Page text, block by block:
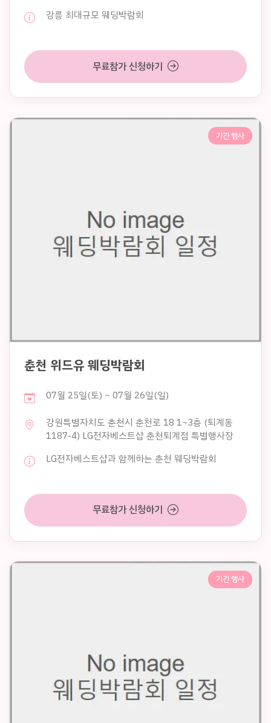
강릉 최대규모 웨딩박람회
무료참가 신청하기
기간 행사
춘천 위드유 웨딩박람회
07월 25일(토) ~ 07월 26일(일)
강원특별자치도 춘천시 춘천로 18 1~3층 (퇴계동
1187-4) LG전자베스트샵 춘천퇴계점 특별행사장
LG전자베스트샵과 함께하는 춘천 웨딩박람회
무료참가 신청하기
기간 행사